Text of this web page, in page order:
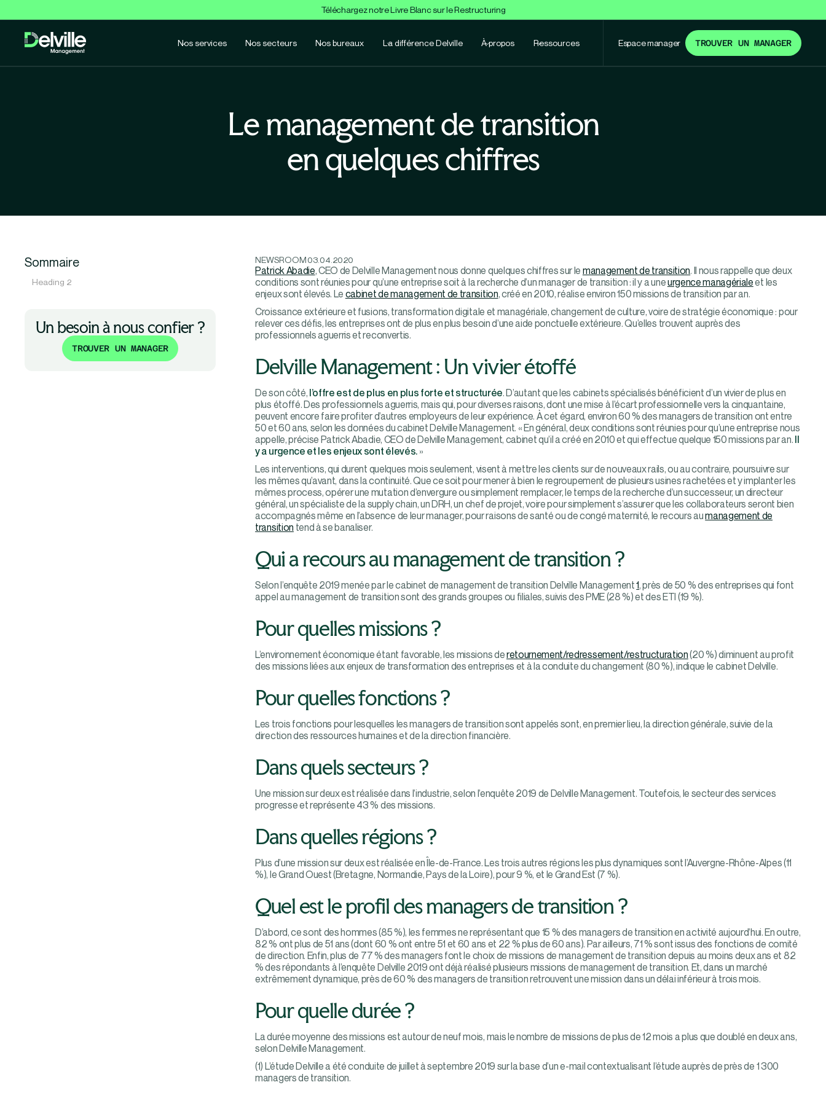
Téléchargez notre Livre Blanc sur le Restructuring
Nos services Nos secteurs Nos bureaux La différence Delville À propos Ressources Espace manager TROUVER UN MANAGER
Le management de transition
en quelques chiffres
Sommaire
Heading 2
Un besoin à nous confier ?
TROUVER UN MANAGER
NEWSROOM03.04.2020
Patrick Abadie, CEO de Delville Management nous donne quelques chiffres sur le management de transition. Il nous rappelle que deux
conditions sont réunies pour qu’une entreprise soit à la recherche d’un manager de transition : il y a uneurgence managérialeet les
enjeux sont élevés. Le cabinet de management de transition, créé en 2010, réalise environ 150 missions de transition par an.
Croissance extérieure et fusions, transformation digitale et managériale, changement de culture, voire de stratégie économique : pour
relever ces défis, les entreprises ont de plus en plus besoin d’une aide ponctuelle extérieure. Qu’elles trouvent auprès des
professionnels aguerris et reconvertis.
Delville Management : Un vivier étoffé
De son côté, l’offre est de plus en plus forte et structurée. D’autant que les cabinets spécialisés bénéficient d’un vivier de plus en
plus étoffé. Des professionnels aguerris, mais qui, pour diverses raisons, dont une mise à l’écart professionnelle vers la cinquantaine,
peuvent encore faire profiter d’autres employeurs de leur expérience. À cet égard, environ 60 % des managers de transition ont entre
50 et 60 ans, selon les données du cabinet Delville Management. « En général, deux conditions sont réunies pour qu’une entreprise nous
appelle, précise Patrick Abadie, CEO de Delville Management, cabinet qu’il a créé en 2010 et qui effectue quelque 150 missions par an. Il
y a urgence et les enjeux sont élevés.»
Les interventions, qui durent quelques mois seulement, visent à mettre les clients sur de nouveaux rails, ou au contraire, poursuivre sur
les mêmes qu’avant, dans la continuité. Que ce soit pour mener à bien le regroupement de plusieurs usines rachetées et y implanter les
mêmes process, opérer une mutation d’envergure ou simplement remplacer, le temps de la recherche d’un successeur, un directeur
général, un spécialiste de la supply chain, un DRH, un chef de projet, voire pour simplement s’assurer que les collaborateurs seront bien
accompagnés même en l’absence de leur manager, pour raisons de santé ou de congé maternité, le recours aumanagement de
transition tend à se banaliser.
Qui a recours au management de transition ?
Selon l’enquête 2019 menée par le cabinet de management de transition Delville Management1, près de 50 % des entreprises qui font
appel au management de transition sont des grands groupes ou filiales, suivis des PME (28 %) et des ETI (19 %).
Pour quelles missions ?
L’environnement économique étant favorable, les missions deretournement/redressement/restructuration(20 %) diminuent au profit
des missions liées aux enjeux de transformation des entreprises et à la conduite du changement (80 %), indique le cabinet Delville.
Pour quelles fonctions ?
Les trois fonctions pour lesquelles les managers de transition sont appelés sont, en premier lieu, la direction générale, suivie de la
direction des ressources humaines et de la direction financière.
Dans quels secteurs ?
Une mission sur deux est réalisée dans l’industrie, selon l’enquête 2019 de Delville Management. Toutefois, le secteur des services
progresse et représente 43 % des missions.
Dans quelles régions ?
Plus d’une mission sur deux est réalisée en Île-de-France. Les trois autres régions les plus dynamiques sont l’Auvergne-Rhône-Alpes (11
%), le Grand Ouest (Bretagne, Normandie, Pays de la Loire), pour 9 %, et le Grand Est (7 %).
Quel est le profil des managers de transition ?
D’abord, ce sont des hommes (85 %), les femmes ne représentant que 15 % des managers de transition en activité aujourd’hui. En outre,
82 % ont plus de 51 ans (dont 60 % ont entre 51 et 60 ans et 22 % plus de 60 ans). Par ailleurs, 71 % sont issus des fonctions de comité
de direction. Enfin, plus de 77 % des managers font le choix de missions de management de transition depuis au moins deux ans et 82
% des répondants à l’enquête Delville 2019 ont déjà réalisé plusieurs missions de management de transition. Et, dans un marché
extrêmement dynamique, près de 60 % des managers de transition retrouvent une mission dans un délai inférieur à trois mois.
Pour quelle durée ?
La durée moyenne des missions est autour de neuf mois, mais le nombre de missions de plus de 12 mois a plus que doublé en deux ans,
selon Delville Management.
(1) L’étude Delville a été conduite de juillet à septembre 2019 sur la base d’un e-mail contextualisant l’étude auprès de près de 1 300
managers de transition.